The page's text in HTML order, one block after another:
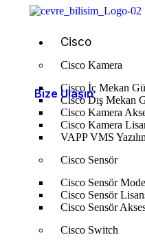
Cisco
Cisco Kamera
Cisco İç Mekan
Cisco Dış Mekan
Cisco Kamera
Cisco Kamera
VAPP VMS
Cisco Sensör
Cisco Sensör
Cisco Sensör
Cisco Sensör
Cisco Switch
Bize Ulaşın
Anasayfa Bosch Bosch
Avenar Panel AVENAR